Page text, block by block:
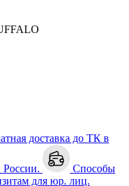
доставка до ТК в
Способы
для юр. лиц.